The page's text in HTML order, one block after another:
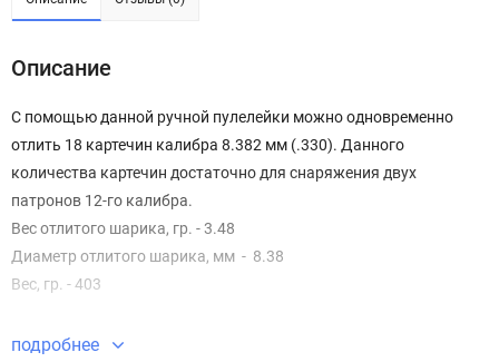
Описание
С помощью данной ручной пулелейки можно одновременно
отлить 18 картечин калибра 8.382 мм (.330). Данного
количества картечин достаточно для снаряжения двух
патронов 12-го калибра.
Вес отлитого шарика, гр. - 3.48
Диаметр отлитого шарика, мм - 8.38
Вес, гр. - 403
подробнее